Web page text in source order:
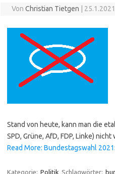
Von Christian Tietgen | 25.1.2021
Stand von heute, kann man die
SPD, Grüne, AfD, FDP, Linke)
Read More: Bundestagswahl
Kategorie: Politik Schlagwörter: